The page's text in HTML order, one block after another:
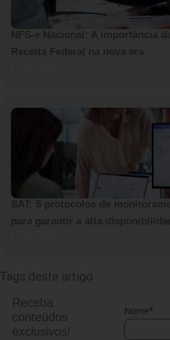
Tags deste artigo
Receba
conteúdos
exclusivos!
Nome*